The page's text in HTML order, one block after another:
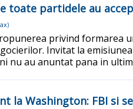
toate partidele au
)
privind formarea
Invitat la
nu au anuntat pana in
la Washington: FBI si